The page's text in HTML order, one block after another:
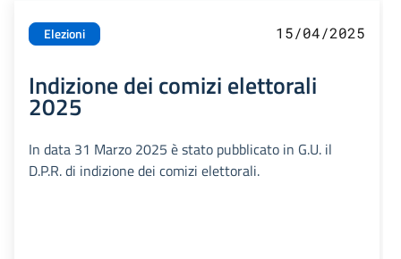
Elezioni 15/04/2025
Indizione dei comizi elettorali
2025
In data 31 Marzo 2025 è stato pubblicato in G.U. il
D.P.R. di indizione dei comizi elettorali.